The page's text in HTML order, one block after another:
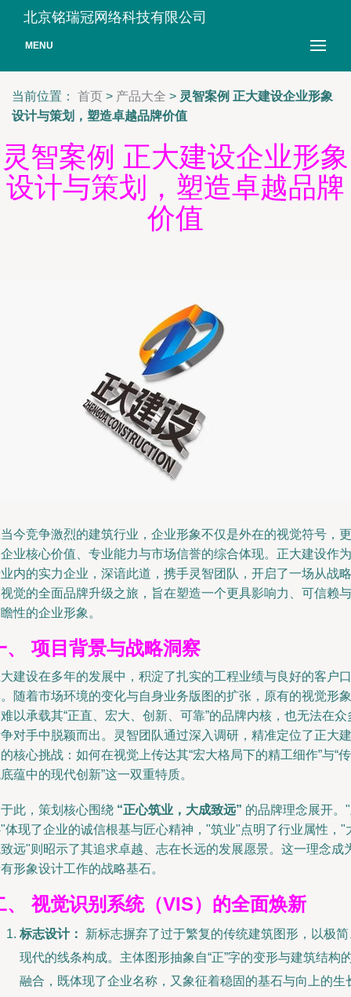
北京铭瑞冠网络科技有限公司
MENU
当前位置： 首页 > 产品大全 > 灵智案例 正大建设企业形象
设计与策划，塑造卓越品牌价值
灵智案例 正大建设企业形象
设计与策划，塑造卓越品牌
价值
今竞争激烈的建筑行业，企业形象不仅是外在的视觉符号，更
业核心价值、专业能力与市场信誉的综合体现。正大建设作为
内的实力企业，深谙此道，携手灵智团队，开启了一场从战略
觉的全面品牌升级之旅，旨在塑造一个更具影响力、可信赖与
性的企业形象。
、 项目背景与战略洞察
建设在多年的发展中，积淀了扎实的工程业绩与良好的客户口
随着市场环境的变化与自身业务版图的扩张，原有的视觉形象
以承载其“正直、宏大、创新、可靠”的品牌内核，也无法在众
对手中脱颖而出。灵智团队通过深入调研，精准定位了正大建
核心挑战：如何在视觉上传达其“宏大格局下的精工细作”与“传
蕴中的现代创新”这一双重特质。
此，策划核心围绕 “正心筑业，大成致远” 的品牌理念展开。
体现了企业的诚信根基与匠心精神，"筑业"点明了行业属性，"
远"则昭示了其追求卓越、志在长远的发展愿景。这一理念成
形象设计工作的战略基石。
、 视觉识别系统（VIS）的全面焕新
标志设计：
新标志摒弃了过于繁复的传统建筑图形，以极简
现代的线条构成。主体图形抽象自“正”字的变形与建筑结构
融合，既体现了企业名称，又象征着稳固的基石与向上的生